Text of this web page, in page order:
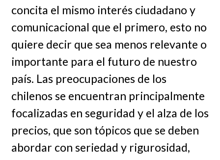
concita el mismo interés ciudadano y
comunicacional que el primero, esto no
quiere decir que sea menos relevante o
importante para el futuro de nuestro
país. Las preocupaciones de los
chilenos se encuentran principalmente
focalizadas en seguridad y el alza de los
precios, que son tópicos que se deben
abordar con seriedad y rigurosidad,